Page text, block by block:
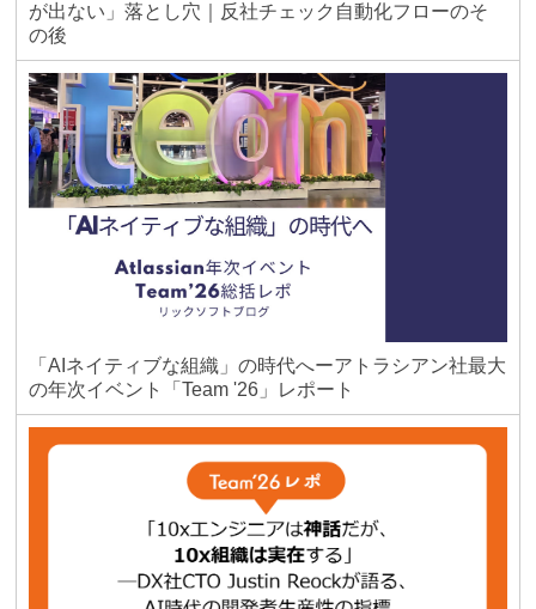
が出ない」落とし穴｜反社チェック自動化フローのそ
の後
「AIネイティブな組織」の時代へーアトラシアン社最大
の年次イベント「Team '26」レポート